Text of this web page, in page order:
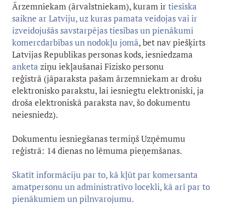
Ārzemniekam (ārvalstniekam), kuram irtiesiska
saikne ar Latviju, uz kuras pamata veidojas vai ir
izveidojušās savstarpējas tiesības un pienākumi
komercdarbības un nodokļu jomā, bet nav piešķirts
Latvijas Republikas personas kods, iesniedzama
anketa ziņu iekļaušanai Fizisko personu
reģistrā (jāparaksta pašam ārzemniekam ar drošu
elektronisko parakstu, lai iesniegtu elektroniski, ja
droša elektroniskā paraksta nav, šo dokumentu
neiesniedz).
Dokumentu iesniegšanas termiņš Uzņēmumu
reģistrā: 14 dienas no lēmuma pieņemšanas.
Skatīt informāciju par to, kā kļūt par komersanta
amatpersonu un administratīvo locekli, kā arī par to
pienākumiem un pilnvarojumu.